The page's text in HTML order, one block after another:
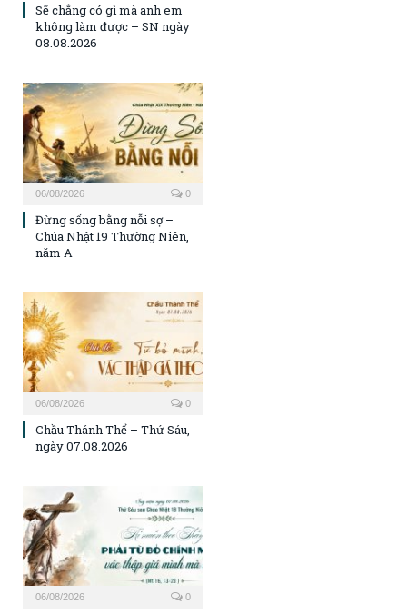
Sẽ chẳng có gì mà anh em
không làm được – SN ngày
08.08.2026
06/08/2026 0
Đừng sống bằng nỗi sợ –
Chúa Nhật 19 Thường Niên,
năm A
06/08/2026 0
Chầu Thánh Thể – Thứ Sáu,
ngày 07.08.2026
06/08/2026 0